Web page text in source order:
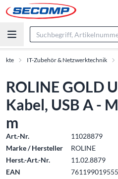
IT-Zubehör & Netzwerktechnik
ROLINE GOLD
Kabel, USB A -
m
Art.-Nr.
11028879
Marke / Hersteller
ROLINE
Herst.-Art.-Nr.
11.02.8879
EAN